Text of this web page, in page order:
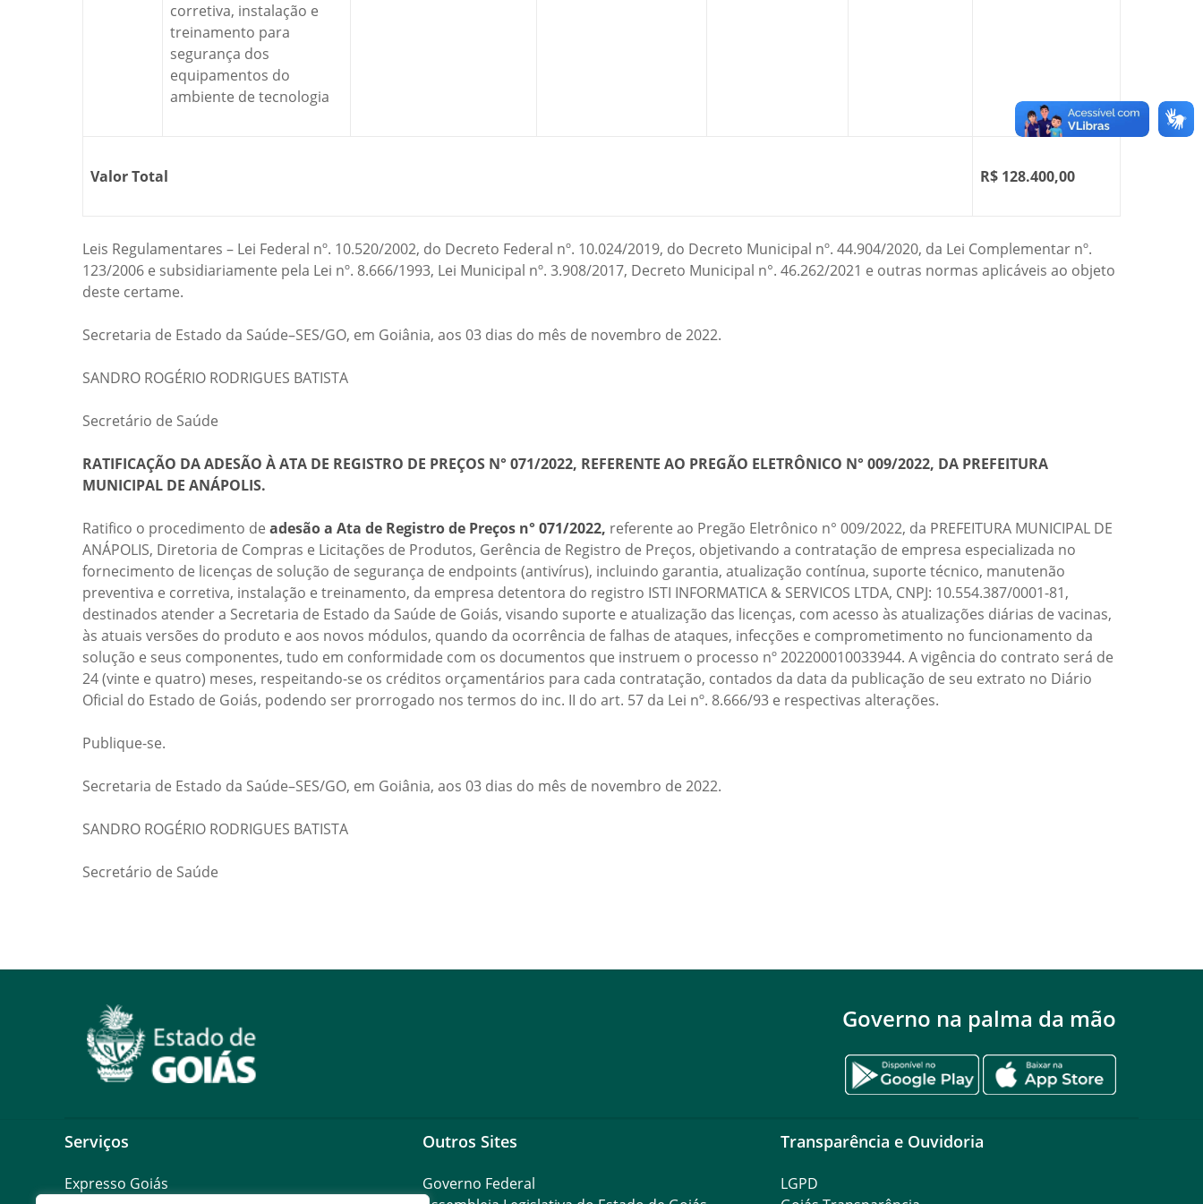
corretiva, instalação e
treinamento para
segurança dos
equipamentos do
ambiente de tecnologia
Valor Total R$ 128.400,00
Leis Regulamentares – Lei Federal nº. 10.520/2002, do Decreto Federal nº. 10.024/2019, do Decreto Municipal nº. 44.904/2020, da Lei Complementar nº.
123/2006 e subsidiariamente pela Lei nº. 8.666/1993, Lei Municipal nº. 3.908/2017, Decreto Municipal n°. 46.262/2021 e outras normas aplicáveis ao objeto
deste certame.
Secretaria de Estado da Saúde–SES/GO, em Goiânia, aos 03 dias do mês de novembro de 2022.
SANDRO ROGÉRIO RODRIGUES BATISTA
Secretário de Saúde
RATIFICAÇÃO DA ADESÃO À ATA DE REGISTRO DE PREÇOS N° 071/2022, REFERENTE AO PREGÃO ELETRÔNICO N° 009/2022, DA PREFEITURA
MUNICIPAL DE ANÁPOLIS.
Ratifico o procedimento de adesão a Ata de Registro de Preços n° 071/2022, referente ao Pregão Eletrônico n° 009/2022, da PREFEITURA MUNICIPAL DE
ANÁPOLIS, Diretoria de Compras e Licitações de Produtos, Gerência de Registro de Preços, objetivando a contratação de empresa especializada no
fornecimento de licenças de solução de segurança de endpoints (antivírus), incluindo garantia, atualização contínua, suporte técnico, manutenão
preventiva e corretiva, instalação e treinamento, da empresa detentora do registro ISTI INFORMATICA & SERVICOS LTDA, CNPJ: 10.554.387/0001-81,
destinados atender a Secretaria de Estado da Saúde de Goiás, visando suporte e atualização das licenças, com acesso às atualizações diárias de vacinas,
às atuais versões do produto e aos novos módulos, quando da ocorrência de falhas de ataques, infecções e comprometimento no funcionamento da
solução e seus componentes, tudo em conformidade com os documentos que instruem o processo nº 202200010033944. A vigência do contrato será de
24 (vinte e quatro) meses, respeitando-se os créditos orçamentários para cada contratação, contados da data da publicação de seu extrato no Diário
Oficial do Estado de Goiás, podendo ser prorrogado nos termos do inc. II do art. 57 da Lei nº. 8.666/93 e respectivas alterações.
Publique-se.
Secretaria de Estado da Saúde–SES/GO, em Goiânia, aos 03 dias do mês de novembro de 2022.
SANDRO ROGÉRIO RODRIGUES BATISTA
Secretário de Saúde
Governo na palma da mão
Serviços
Expresso Goiás
Outros Sites
Governo Federal
Transparência e Ouvidoria
LGPD